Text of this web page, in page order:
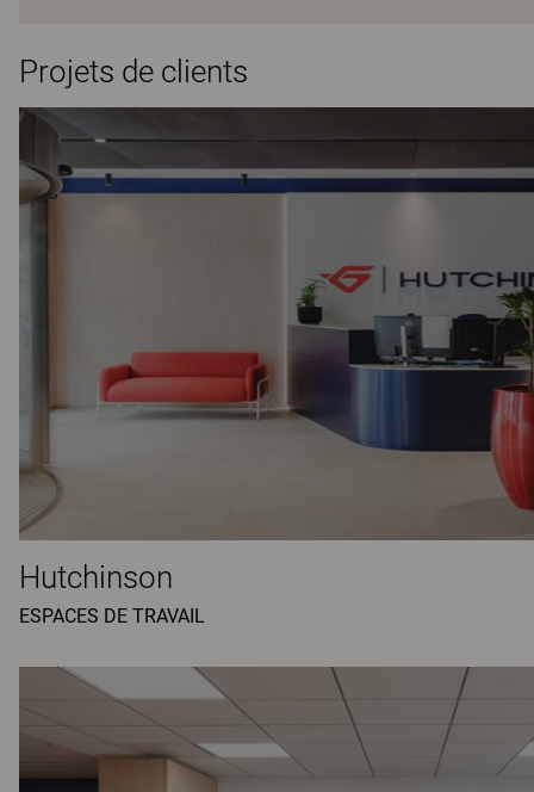
Projets de clients
Hutchinson
ESPACES DE TRAVAIL